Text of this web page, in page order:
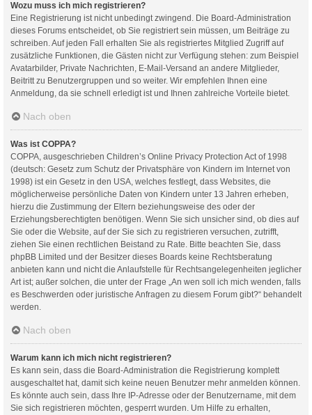
Wozu muss ich mich registrieren?
Eine Registrierung ist nicht unbedingt zwingend. Die Board-Administration
dieses Forums entscheidet, ob Sie registriert sein müssen, um Beiträge zu
schreiben. Auf jeden Fall erhalten Sie als registriertes Mitglied Zugriff auf
zusätzliche Funktionen, die Gästen nicht zur Verfügung stehen: zum Beispiel
Avatarbilder, Private Nachrichten, E-Mail-Versand an andere Mitglieder,
Beitritt zu Benutzergruppen und so weiter. Wir empfehlen Ihnen eine
Anmeldung, da sie schnell erledigt ist und Ihnen zahlreiche Vorteile bietet.
Nach oben
Was ist COPPA?
COPPA, ausgeschrieben Children’s Online Privacy Protection Act of 1998
(deutsch: Gesetz zum Schutz der Privatsphäre von Kindern im Internet von
1998) ist ein Gesetz in den USA, welches festlegt, dass Websites, die
möglicherweise persönliche Daten von Kindern unter 13 Jahren erheben,
hierzu die Zustimmung der Eltern beziehungsweise des oder der
Erziehungsberechtigten benötigen. Wenn Sie sich unsicher sind, ob dies auf
Sie oder die Website, auf der Sie sich zu registrieren versuchen, zutrifft,
ziehen Sie einen rechtlichen Beistand zu Rate. Bitte beachten Sie, dass
phpBB Limited und der Besitzer dieses Boards keine Rechtsberatung
anbieten kann und nicht die Anlaufstelle für Rechtsangelegenheiten jeglicher
Art ist; außer solchen, die unter der Frage „An wen soll ich mich wenden, falls
es Beschwerden oder juristische Anfragen zu diesem Forum gibt?“ behandelt
werden.
Nach oben
Warum kann ich mich nicht registrieren?
Es kann sein, dass die Board-Administration die Registrierung komplett
ausgeschaltet hat, damit sich keine neuen Benutzer mehr anmelden können.
Es könnte auch sein, dass Ihre IP-Adresse oder der Benutzername, mit dem
Sie sich registrieren möchten, gesperrt wurden. Um Hilfe zu erhalten,